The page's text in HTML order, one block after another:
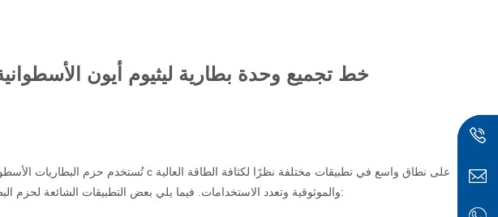
18650-32700 خط تجميع وحدة بطارية ليثيوم أيون
تُستخدم حزم البطاريات18650 و21700 و26650 و32650 و32700 c على نطاق واسع في تطبيقات مختلفة نظرًا لكثافة الطاقة العالية
والموثوقية وتعدد الاستخدامات. فيما يلي بعض التطبيقات الشائعة لحزم البطاريات الأسطوانية التي تستخدم أنواع الخلايا هذه: